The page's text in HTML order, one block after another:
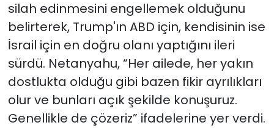
silah edinmesini engellemek olduğunu
belirterek, Trump'ın ABD için, kendisinin ise
İsrail için en doğru olanı yaptığını ileri
sürdü. Netanyahu, “Her ailede, her yakın
dostlukta olduğu gibi bazen fikir ayrılıkları
olur ve bunları açık şekilde konuşuruz.
Genellikle de çözeriz” ifadelerine yer verdi.